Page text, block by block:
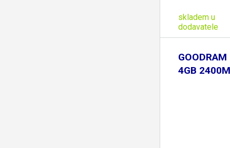
skladem u
dodavatele
4GB